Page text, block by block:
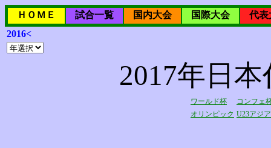
ＨＯＭＥ 試合一覧 国内大会 国際大会
代表
2016<
2017年日
ワールド杯
コンフェ
オリンピック U23アジ